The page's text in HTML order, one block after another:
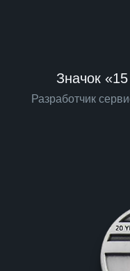
Значок
Разработчик